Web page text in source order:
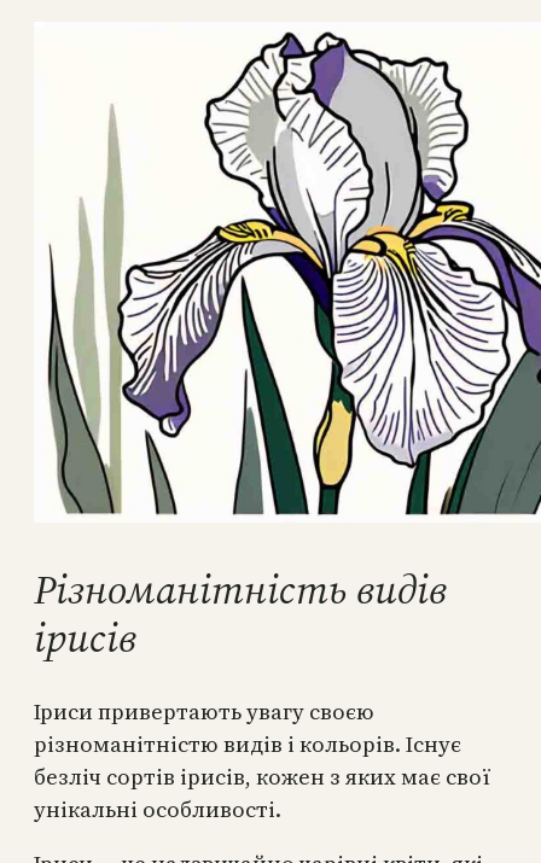
Різноманітність видів
ірисів
Іриси привертають увагу своєю
різноманітністю видів і кольорів. Існує
безліч сортів ірисів, кожен з яких має свої
унікальні особливості.